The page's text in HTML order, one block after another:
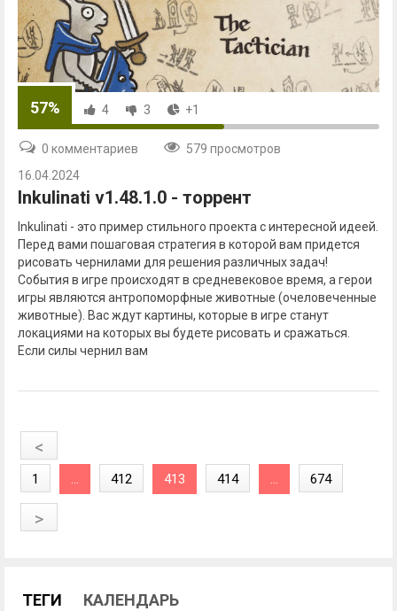
57% 4 3 +1
0 комментариев
579 просмотров
16.04.2024
Inkulinati v1.48.1.0 - торрент
Inkulinati - это пример стильного проекта с интересной идеей.
Перед вами пошаговая стратегия в которой вам придется
рисовать чернилами для решения различных задач!
События в игре происходят в средневековое время, а герои
игры являются антропоморфные животные (очеловеченные
животные). Вас ждут картины, которые в игре станут
локациями на которых вы будете рисовать и сражаться.
Если силы чернил вам
<
1 ... 412 413 414 ... 674
>
ТЕГИ КАЛЕНДАРЬ